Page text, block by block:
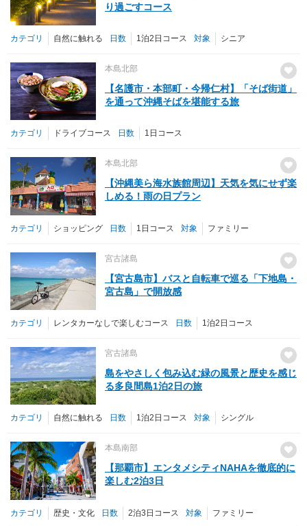
り過ごすコース
カテゴリ 自然に触れる 日数 1泊2日コース 対象 シニア
本島北部
【名護市・本部町・今帰仁村】「そば街道」
を通って沖縄そばを堪能する旅
カテゴリ ドライブコース 日数 1日コース
本島北部
【沖縄美ら海水族館周辺】天気を気にせず楽
しめる！雨の日プラン
カテゴリ ショッピング 日数 1日コース 対象 ファミリー
宮古諸島
【宮古島市】バスと自転車で巡る「下地島・
宮古島」で開放感
カテゴリ レンタカーなしで楽しむコース 日数 1泊2日コース
宮古諸島
島をやさしく包み込む緑の風景と歴史を感じ
る多良間島1泊2日の旅
カテゴリ 自然に触れる 日数 1泊2日コース 対象 シングル
本島南部
【那覇市】エンタメシティNAHAを徹底的に
楽しむ2泊3日
カテゴリ 歴史・文化 日数 2泊3日コース 対象 ファミリー